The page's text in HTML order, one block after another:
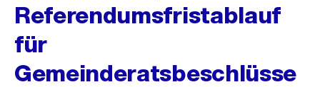
Referendumsfristablauf
für
Gemeinderatsbeschlüsse